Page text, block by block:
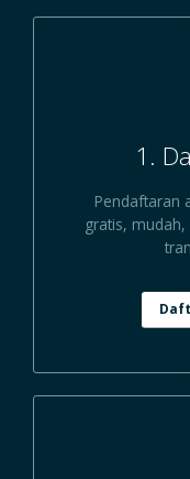
1.
Pendaftaran
gratis,